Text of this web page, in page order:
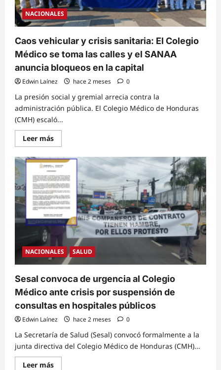
críticos
saturan
el
Hospital
Especialidades
NACIONALES
Caos vehicular y crisis sanitaria: El Colegio
Médico se toma las calles y el SANAA
anuncia bloqueos en la capital
Edwin Laínez hace 2 meses 0
La presión social y gremial arrecia contra la
administración pública. El Colegio Médico de Honduras
(CMH) escaló...
Leer másRead
more
Caos
vehicular
y
crisis
sanitaria:
El
Colegio
Médico
se
toma
las
calles
y
el
SANAA
anuncia
en
la
capital
NACIONALES SALUD
Sesal convoca de urgencia al Colegio
Médico ante crisis por suspensión de
consultas en hospitales públicos
Edwin Laínez hace 2 meses 0
La Secretaría de Salud (Sesal) convocó formalmente a la
junta directiva del Colegio Médico de Honduras (CMH)...
Leer másRead